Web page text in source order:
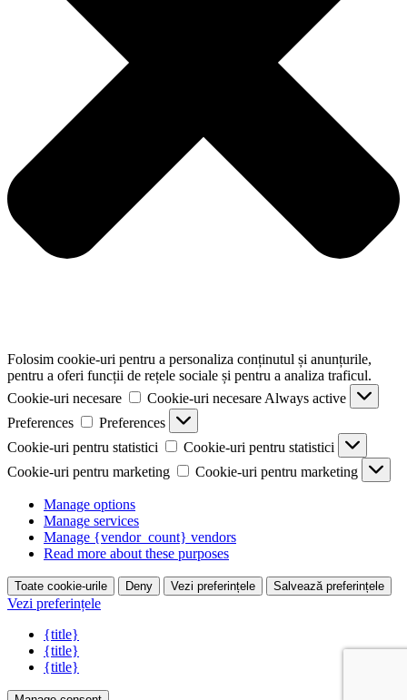
Folosim cookie-uri pentru a personaliza conținutul și anunțurile,
pentru a oferi funcții de rețele sociale și pentru a analiza traficul.
Cookie-uri necesare
Cookie-uri necesare Always active
Preferences
Preferences
Cookie-uri pentru statistici
Cookie-uri pentru statistici
Cookie-uri pentru marketing
Cookie-uri pentru marketing
Manage options
Manage services
Manage {vendor_count} vendors
Read more about these purposes
Toate cookie-urile Deny Vezi preferințele Salvează preferințele
Vezi preferințele
{title}
{title}
{title}